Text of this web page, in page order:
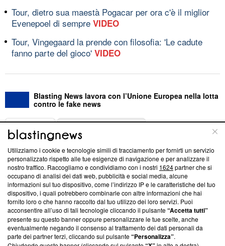
Tour, dietro sua maestà Pogacar per ora c'è il miglior
Evenepoel di sempre VIDEO
Tour, Vingegaard la prende con filosofia: 'Le cadute
fanno parte del gioco' VIDEO
Blasting News lavora con l’Unione Europea nella lotta
contro le fake news
ABOUT
Questa sezione offre informazioni trasparenti su Blasting
News, sui nostri processi editoriali e su come ci impegniamo a
creare news di qualità. Inoltre, afferma la nostra aderenza a
‘Trust Project - News with Integrity’Blasting News non è
ancora membro del programma, ma ha richiesto di farne
parte; Trust Project non ha ancora effettuato una verifica di
conformità agli standard.
Su di noi
Utilizziamo i cookie e tecnologie simili di tracciamento per fornirti un servizio
personalizzato rispetto alle tue esigenze di navigazione e per analizzare il
nostro traffico. Raccogliamo e condividiamo con i nostri 1624partner che si
occupano di analisi dei dati web, pubblicità e social media, alcune
informazioni sul tuo dispositivo, come l’indirizzo IP e le caratteristiche del tuo
dispositivo, i quali potrebbero combinarle con altre informazioni che hai
fornito loro o che hanno raccolto dal tuo utilizzo dei loro servizi. Puoi
acconsentire all’uso di tali tecnologie cliccando il pulsante“Accetta tutti”
presente su questo banner oppure personalizzare le tue scelte, anche
eventualmente negando il consenso al trattamento dei dati personali da
parte dei partner terzi, cliccando sul pulsante“Personalizza”.